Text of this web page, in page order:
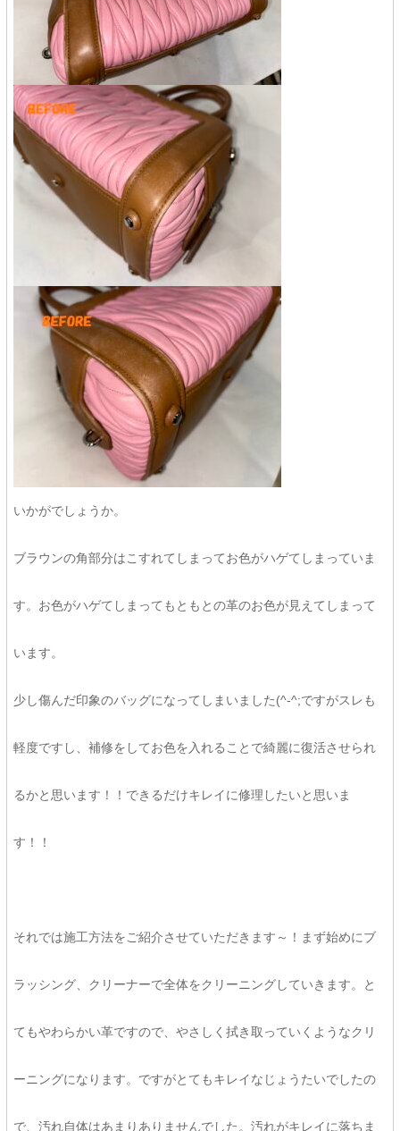
いかがでしょうか。
ブラウンの角部分はこすれてしまってお色がハゲてしまっていま
す。お色がハゲてしまってもともとの革のお色が見えてしまって
います。
少し傷んだ印象のバッグになってしまいました(^-^;ですがスレも
軽度ですし、補修をしてお色を入れることで綺麗に復活させられ
るかと思います！！できるだけキレイに修理したいと思いま
す！！
それでは施工方法をご紹介させていただきます～！まず始めにブ
ラッシング、クリーナーで全体をクリーニングしていきます。と
てもやわらかい革ですので、やさしく拭き取っていくようなクリ
ーニングになります。ですがとてもキレイなじょうたいでしたの
で、汚れ自体はあまりありませんでした。汚れがキレイに落ちま